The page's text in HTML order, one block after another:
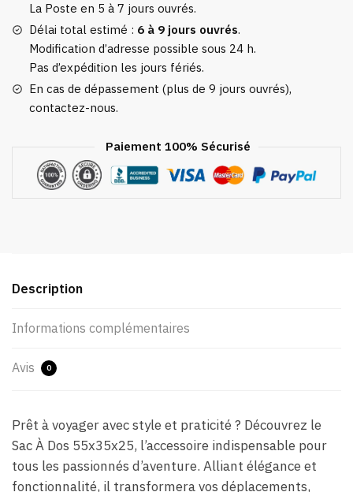
La Poste en 5 à 7 jours ouvrés.
Délai total estimé : 6 à 9 jours ouvrés.
Modification d’adresse possible sous 24 h.
Pas d’expédition les jours fériés.
En cas de dépassement (plus de 9 jours ouvrés),
contactez-nous.
Paiement 100% Sécurisé
Description
Informations complémentaires
Avis 0
Prêt à voyager avec style et praticité ? Découvrez le
Sac À Dos 55x35x25, l’accessoire indispensable pour
tous les passionnés d’aventure. Alliant élégance et
fonctionnalité, il transformera vos déplacements,